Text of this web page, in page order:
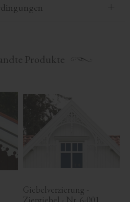
Produkte
Giebelverzierung -
Ziergiebel - Nr. 6-001